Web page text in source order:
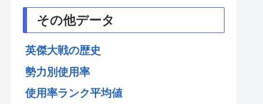
その他データ
英傑大戦の歴史
勢力別使用率
使用率ランク平均値